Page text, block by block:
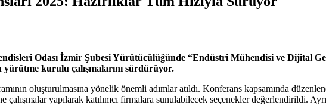
Odası İzmir Şubesi Yürütücülüğünde “Endüstri Mühendisi ve Dijital
kurulu çalışmalarını sürdürüyor.
oluşturulmasına yönelik önemli adımlar atıldı. Konferans kapsamında
çalışmalar yapılarak katılımcı firmalara sunulabilecek seçenekler değerlendirildi.